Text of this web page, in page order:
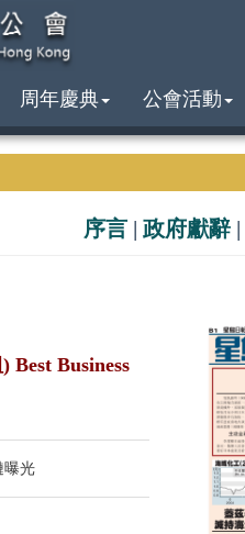
周年慶典 公會活動
序言 | 政府獻辭 |
Best Business
曝光